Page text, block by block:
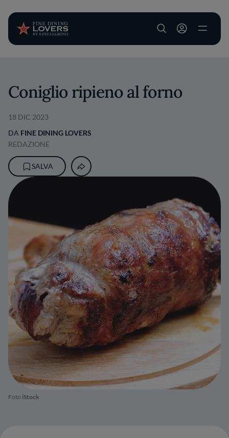
User account
Foto iStock
Coniglio ripieno al forno
18 DIC 2023
DA FINE DINING LOVERS
REDAZIONE
SALVA